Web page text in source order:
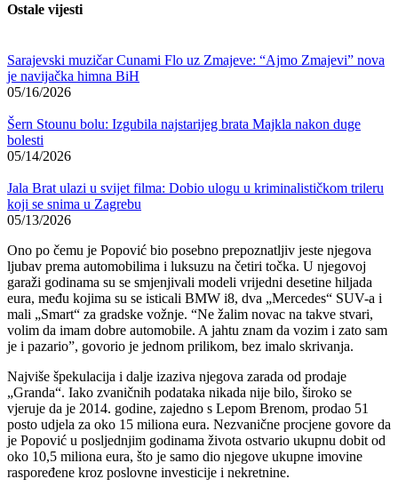
Ostale vijesti
Sarajevski muzičar Cunami Flo uz Zmajeve: “Ajmo Zmajevi” nova
je navijačka himna BiH
05/16/2026
Šern Stounu bolu: Izgubila najstarijeg brata Majkla nakon duge
bolesti
05/14/2026
Jala Brat ulazi u svijet filma: Dobio ulogu u kriminalističkom trileru
koji se snima u Zagrebu
05/13/2026
Ono po čemu je Popović bio posebno prepoznatljiv jeste njegova
ljubav prema automobilima i luksuzu na četiri točka. U njegovoj
garaži godinama su se smjenjivali modeli vrijedni desetine hiljada
eura, među kojima su se isticali BMW i8, dva „Mercedes“ SUV-a i
mali „Smart“ za gradske vožnje. “Ne žalim novac na takve stvari,
volim da imam dobre automobile. A jahtu znam da vozim i zato sam
je i pazario”, govorio je jednom prilikom, bez imalo skrivanja.
Najviše špekulacija i dalje izaziva njegova zarada od prodaje
„Granda“. Iako zvaničnih podataka nikada nije bilo, široko se
vjeruje da je 2014. godine, zajedno s Lepom Brenom, prodao 51
posto udjela za oko 15 miliona eura. Nezvanične procjene govore da
je Popović u posljednjim godinama života ostvario ukupnu dobit od
oko 10,5 miliona eura, što je samo dio njegove ukupne imovine
raspoređene kroz poslovne investicije i nekretnine.